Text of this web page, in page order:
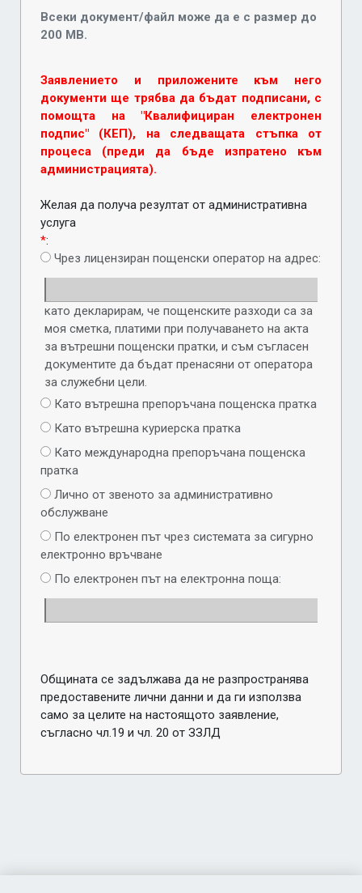
Всеки документ/файл може да е с размер до
200 MB.
Заявлението и приложените към него
документи ще трябва да бъдат подписани, с
помощта на "Квалифициран електронен
подпис" (КЕП), на следващата стъпка от
процеса (преди да бъде изпратено към
администрацията).
Желая да получа резултат от административна
услуга
*:
Чрез лицензиран пощенски оператор на адрес:
като декларирам, че пощенските разходи са за
моя сметка, платими при получаването на акта
за вътрешни пощенски пратки, и съм съгласен
документите да бъдат пренасяни от оператора
за служебни цели.
Като вътрешна препоръчана пощенска пратка
Като вътрешна куриерска пратка
Като международна препоръчана пощенска
пратка
Лично от звеното за административно
обслужване
По електронен път чрез системата за сигурно
електронно връчване
По електронен път на електронна поща:
Общината се задължава да не разпространява
предоставените лични данни и да ги използва
само за целите на настоящото заявление,
съгласно чл.19 и чл. 20 от ЗЗЛД